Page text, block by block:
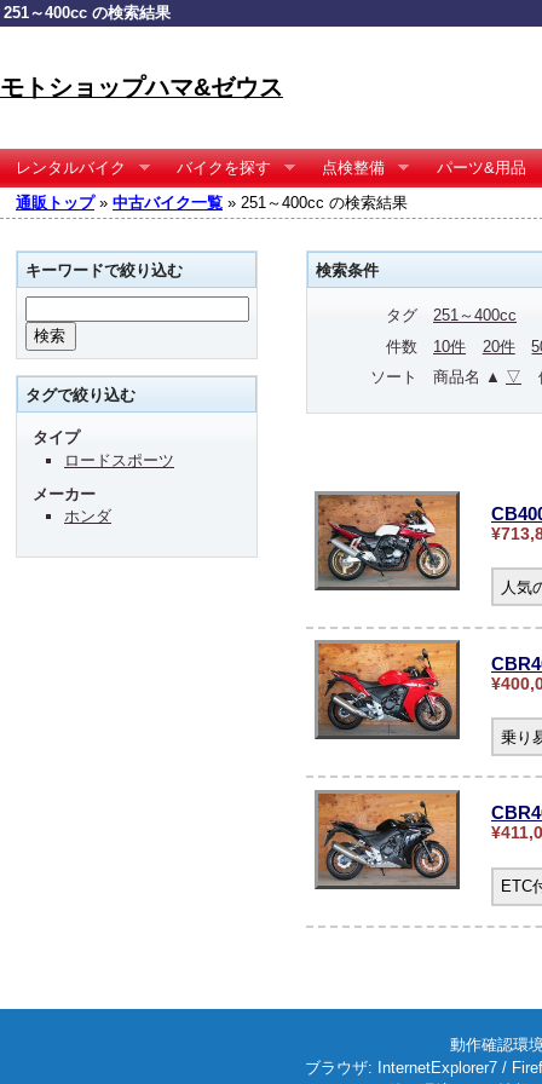
251～400cc の検索結果
モトショップハマ&ゼウス
レンタルバイク バイクを探す 点検整備
パーツ&用品
通販トップ» 中古バイク一覧 » 251～400cc の検索結果
検索条件
タグ
251～400cc
件数
10件 20件
ソート
商品名 ▲ ▽
人気
乗り
ETC
キーワードで絞り込む
タグで絞り込む
タイプ
ロードスポーツ
メーカー
ホンダ
動作確認環
ブラウザ: InternetExplorer7 /